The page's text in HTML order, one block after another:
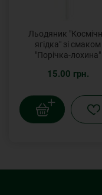
Льодяник
ягідка" зі смаком
"Порічка-лохина"
15.00 грн.